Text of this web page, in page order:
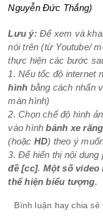
Nguyễn Đức Thắng)
Lưu ý:Để xem và
nói trên (từ Youtube/
thực hiện các bước
1. Nếu tốc độ internet
hình bằng cách nhấn
màn hình)
2. Chọn chế độ hình
vào hình bánh xe
(hoặc HD) theo ý
3. Để hiển thị nội dung
đề [cc]. Một số video
thể hiện biểu tượng.
Bình luận hay chia sẻ